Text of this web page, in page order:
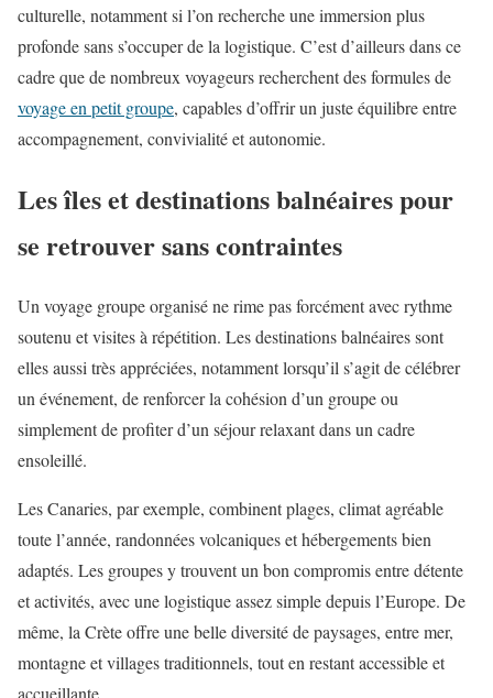
culturelle, notamment si l’on recherche une immersion plus
profonde sans s’occuper de la logistique. C’est d’ailleurs dans ce
cadre que de nombreux voyageurs recherchent des formules de
voyage en petit groupe, capables d’offrir un juste équilibre entre
accompagnement, convivialité et autonomie.
Les îles et destinations balnéaires pour
se retrouver sans contraintes
Un voyage groupe organisé ne rime pas forcément avec rythme
soutenu et visites à répétition. Les destinations balnéaires sont
elles aussi très appréciées, notamment lorsqu’il s’agit de célébrer
un événement, de renforcer la cohésion d’un groupe ou
simplement de profiter d’un séjour relaxant dans un cadre
ensoleillé.
Les Canaries, par exemple, combinent plages, climat agréable
toute l’année, randonnées volcaniques et hébergements bien
adaptés. Les groupes y trouvent un bon compromis entre détente
et activités, avec une logistique assez simple depuis l’Europe. De
même, la Crète offre une belle diversité de paysages, entre mer,
montagne et villages traditionnels, tout en restant accessible et
accueillante.